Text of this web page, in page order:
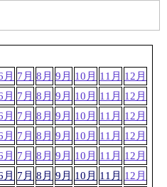
月 7月 8月 9月 10月 11月 12月
月 7月 8月 9月 10月 11月 12月
月 7月 8月 9月 10月 11月 12月
月 7月 8月 9月 10月 11月 12月
月 7月 8月 9月 10月 11月 12月
月 7月 8月 9月 10月 11月 12月